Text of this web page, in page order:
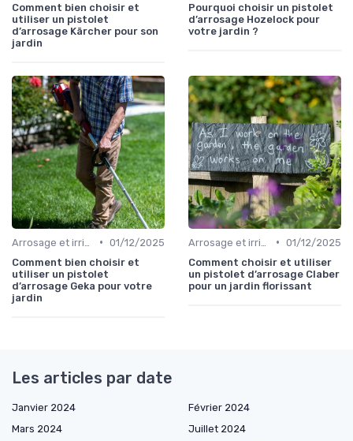
Comment bien choisir et
utiliser un pistolet
d’arrosage Kärcher pour son
jardin
Pourquoi choisir un pistolet
d’arrosage Hozelock pour
votre jardin ?
• 01/12/2025
Comment bien choisir et
utiliser un pistolet
d’arrosage Geka pour votre
jardin
• 01/12/2025
Comment choisir et utiliser
un pistolet d’arrosage Claber
pour un jardin florissant
Les articles par date
Janvier 2024
Février 2024
Mars 2024
Juillet 2024